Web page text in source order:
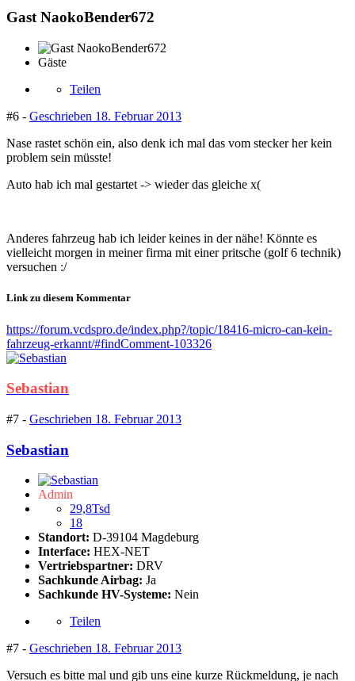
Gast NaokoBender672
Gäste
Teilen
#6 - Geschrieben 18. Februar 2013
Nase rastet schön ein, also denk ich mal das vom stecker her kein
problem sein müsste!
Auto hab ich mal gestartet -> wieder das gleiche x(
Anderes fahrzeug hab ich leider keines in der nähe! Könnte es
vielleicht morgen in meiner firma mit einer pritsche (golf 6 technik)
versuchen :/
Link zu diesem Kommentar
https://forum.vcdspro.de/index.php?/topic/18416-micro-can-kein-
fahrzeug-erkannt/#findComment-103326
Sebastian
#7 - Geschrieben 18. Februar 2013
Sebastian
Admin
29,8Tsd
18
Standort: D-39104 Magdeburg
Interface: HEX-NET
Vertriebspartner: DRV
Sachkunde Airbag: Ja
Sachkunde HV-Systeme: Nein
Teilen
#7 - Geschrieben 18. Februar 2013
Versuch es bitte mal und gib uns eine kurze Rückmeldung, je nach